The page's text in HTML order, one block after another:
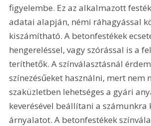
figyelembe. Ez az alkalmazott
adatai alapján, némi ráhagyással
kiszámítható. A betonfestékek
hengereléssel, vagy szórással is a
teríthetők. A színválasztásnál
színezésűeket használni, mert nem
szaküzletben lehetséges a gyári
keverésével beállítani a számunkra
árnyalatot. A betonfestékek